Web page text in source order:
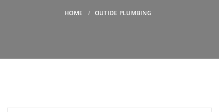
HOME OUTIDE PLUMBING